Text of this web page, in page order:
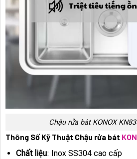
Chậu rửa bát KONOX
Thông Số Kỹ Thuật Chậu rửa bát
Chất liệu: Inox SS304 cao cấp